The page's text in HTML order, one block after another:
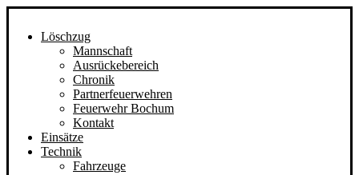
Löschzug
Mannschaft
Ausrückebereich
Chronik
Partnerfeuerwehren
Feuerwehr Bochum
Kontakt
Einsätze
Technik
Fahrzeuge